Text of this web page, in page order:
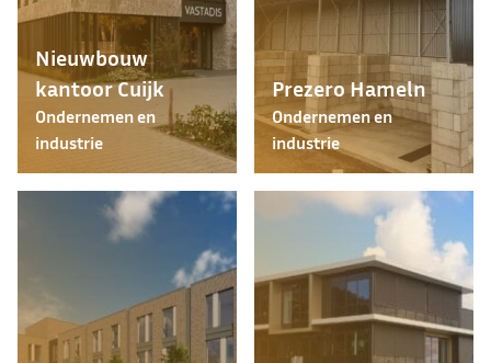
Nieuwbouw
kantoor Cuijk
Ondernemen en
industrie
Prezero Hameln
Ondernemen en
industrie